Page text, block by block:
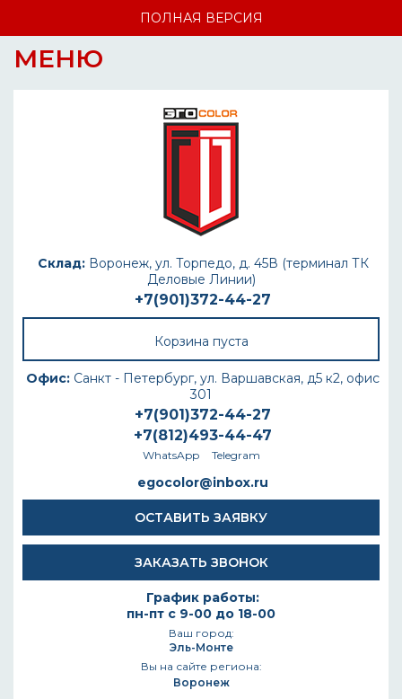
ПОЛНАЯ ВЕРСИЯ
МЕНЮ
Склад:Воронеж, ул. Торпедо, д. 45В (терминал ТК
Деловые Линии)
+7(901)372-44-27
Корзина пуста
Офис: Санкт - Петербург, ул. Варшавская, д5 к2, офис
301
+7(901)372-44-27
+7(812)493-44-47
WhatsApp Telegram
egocolor@inbox.ru
ОСТАВИТЬ ЗАЯВКУ
ЗАКАЗАТЬ ЗВОНОК
График работы:
пн-пт с 9-00 до 18-00
Ваш город:
Эль-Монте
Вы на сайте региона:
Воронеж